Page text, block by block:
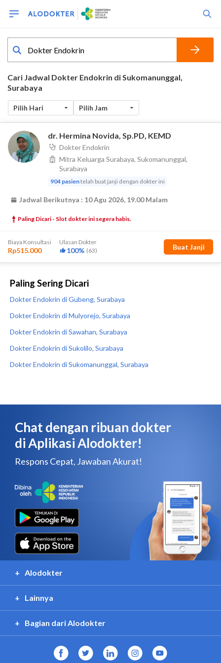
Paling Sering Dicari
Dokter Endokrin di Gubeng, Surabaya
Dokter Endokrin di Mulyorejo, Surabaya
Dokter Endokrin di Sawahan, Surabaya
Dokter Endokrin di Sukolilo, Surabaya
Dokter Endokrin di Sukomanunggal, Surabaya